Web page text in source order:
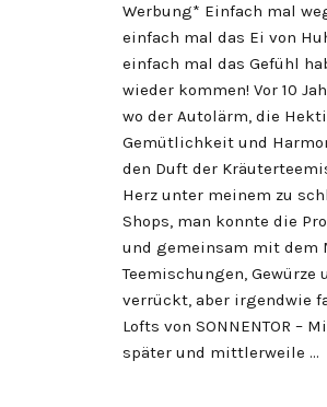
Werbung* Einfach mal
einfach mal das Ei von
einfach mal das Gefühl
wieder kommen! Vor 10
wo der Autolärm, die
Gemütlichkeit und
den Duft der
Herz unter meinem zu
Shops, man konnte die
und gemeinsam mit dem
Teemischungen,
verrückt, aber irgendwie
Lofts von SONNENTOR –
später und mittlerweile …